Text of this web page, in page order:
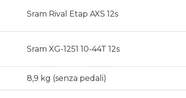
Sram Rival Etap AXS 12s
Sram XG-1251 10-44T 12s
8,9 kg (senza pedali)